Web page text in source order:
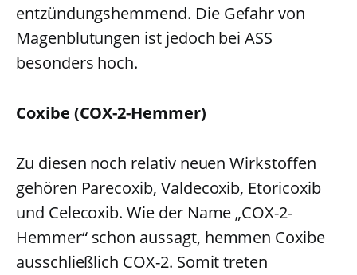
entzündungshemmend. Die Gefahr von
Magenblutungen ist jedoch bei ASS
besonders hoch.
Coxibe (COX-2-Hemmer)
Zu diesen noch relativ neuen Wirkstoffen
gehören Parecoxib, Valdecoxib, Etoricoxib
und Celecoxib. Wie der Name „COX-2-
Hemmer“ schon aussagt, hemmen Coxibe
ausschließlich COX-2. Somit treten